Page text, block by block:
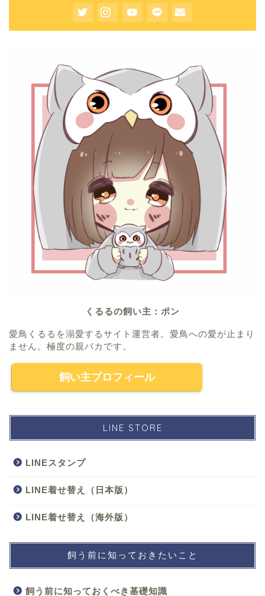
くるるの飼い主：ポン
愛鳥くるるを溺愛するサイト運営者。愛鳥への愛が止まり
ません。極度の親バカです。
飼い主プロフィール
LINE STORE
LINEスタンプ
LINE着せ替え（日本版）
LINE着せ替え（海外版）
飼う前に知っておきたいこと
飼う前に知っておくべき基礎知識